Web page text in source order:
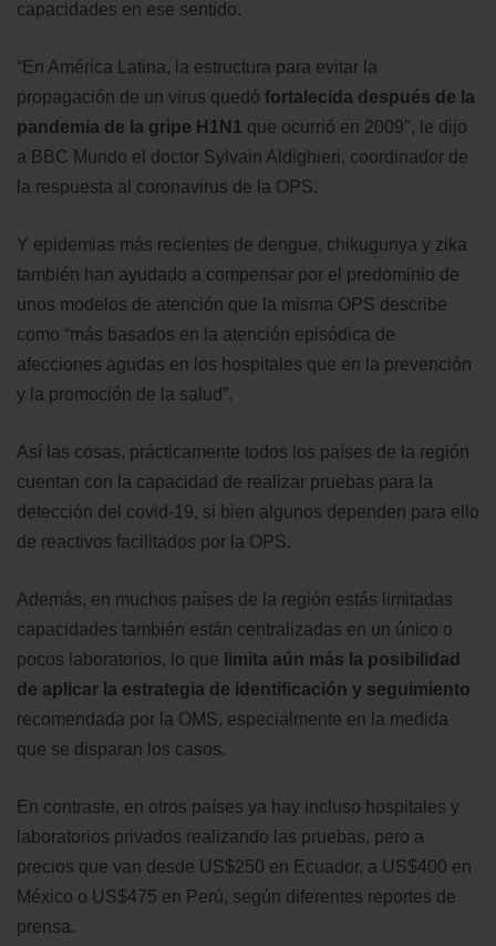
capacidades en ese sentido.
“En América Latina, la estructura para evitar la
propagación de un virus quedó fortalecida después de la
pandemia de la gripe H1N1 que ocurrió en 2009″, le dijo
a BBC Mundo el doctor Sylvain Aldighieri, coordinador de
la respuesta al coronavirus de la OPS.
Y epidemias más recientes de dengue, chikugunya y zika
también han ayudado a compensar por el predominio de
unos modelos de atención que la misma OPS describe
como “más basados en la atención episódica de
afecciones agudas en los hospitales que en la prevención
y la promoción de la salud”.
Así las cosas, prácticamente todos los países de la región
cuentan con la capacidad de realizar pruebas para la
detección del covid-19, si bien algunos dependen para ello
de reactivos facilitados por la OPS.
Además, en muchos países de la región estás limitadas
capacidades también están centralizadas en un único o
pocos laboratorios, lo que limita aún más la posibilidad
de aplicar la estrategia de identificación y seguimiento
recomendada por la OMS, especialmente en la medida
que se disparan los casos.
En contraste, en otros países ya hay incluso hospitales y
laboratorios privados realizando las pruebas, pero a
precios que van desde US$250 en Ecuador, a US$400 en
México o US$475 en Perú, según diferentes reportes de
prensa.